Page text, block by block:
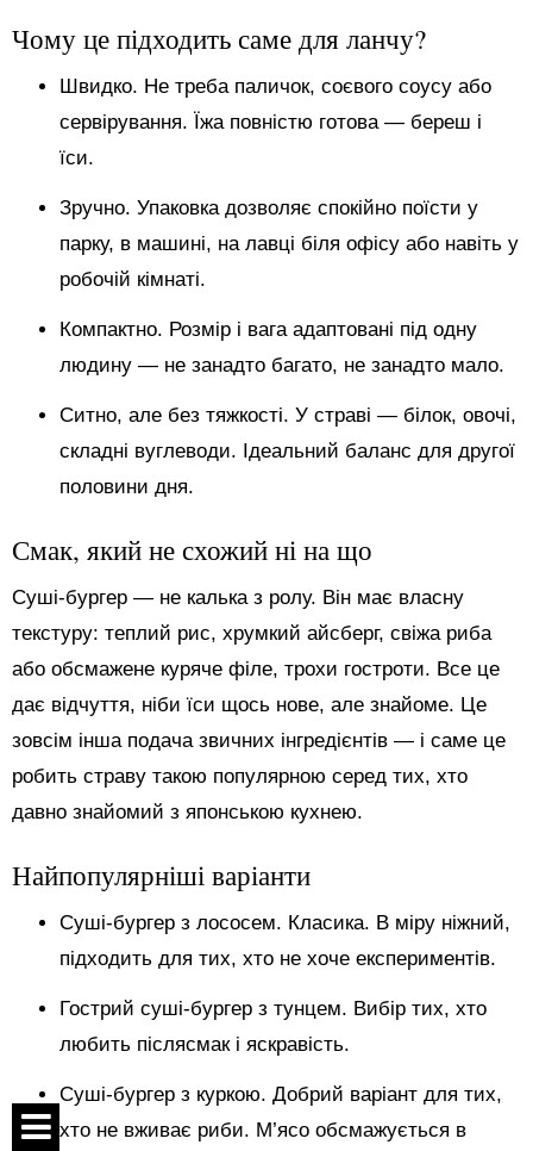
Чому це підходить саме для ланчу?
Швидко. Не треба паличок, соєвого соусу або
сервірування. Їжа повністю готова — береш і
їси.
Зручно. Упаковка дозволяє спокійно поїсти у
парку, в машині, на лавці біля офісу або навіть у
робочій кімнаті.
Компактно. Розмір і вага адаптовані під одну
людину — не занадто багато, не занадто мало.
Ситно, але без тяжкості. У страві — білок, овочі,
складні вуглеводи. Ідеальний баланс для другої
половини дня.
Смак, який не схожий ні на що
Суші-бургер — не калька з ролу. Він має власну
текстуру: теплий рис, хрумкий айсберг, свіжа риба
або обсмажене куряче філе, трохи гостроти. Все це
дає відчуття, ніби їси щось нове, але знайоме. Це
зовсім інша подача звичних інгредієнтів — і саме це
робить страву такою популярною серед тих, хто
давно знайомий з японською кухнею.
Найпопулярніші варіанти
Суші-бургер з лососем. Класика. В міру ніжний,
підходить для тих, хто не хоче експериментів.
Гострий суші-бургер з тунцем. Вибір тих, хто
любить післясмак і яскравість.
Суші-бургер з куркою. Добрий варіант для тих,
хто не вживає риби. М’ясо обсмажується в